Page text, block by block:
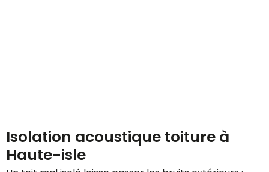
Isolation acoustique toiture à
Haute-isle